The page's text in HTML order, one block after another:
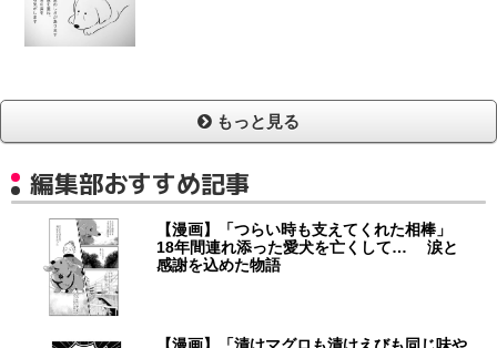
もっと見る
編集部おすすめ記事
【漫画】「つらい時も支えてくれた相棒」
18年間連れ添った愛犬を亡くして… 涙と
感謝を込めた物語
【漫画】「漬けマグロも漬けえびも同じ味や